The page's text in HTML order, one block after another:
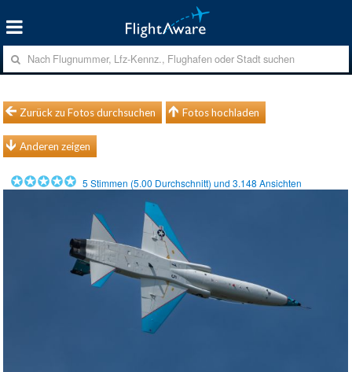
Zurück zu Fotos durchsuchen Fotos hochladen
Anderen zeigen
5 Stimmen (5.00 Durchschnitt) und3.148 Ansichten